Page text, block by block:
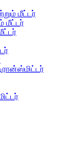
மீட்டர்
மீட்டர்